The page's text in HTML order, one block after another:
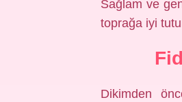
Sağlam ve
toprağa iyi
Dikimden